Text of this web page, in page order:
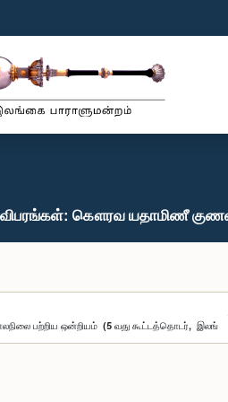
விபரங்கள்: கௌரவ யதாமிணீ